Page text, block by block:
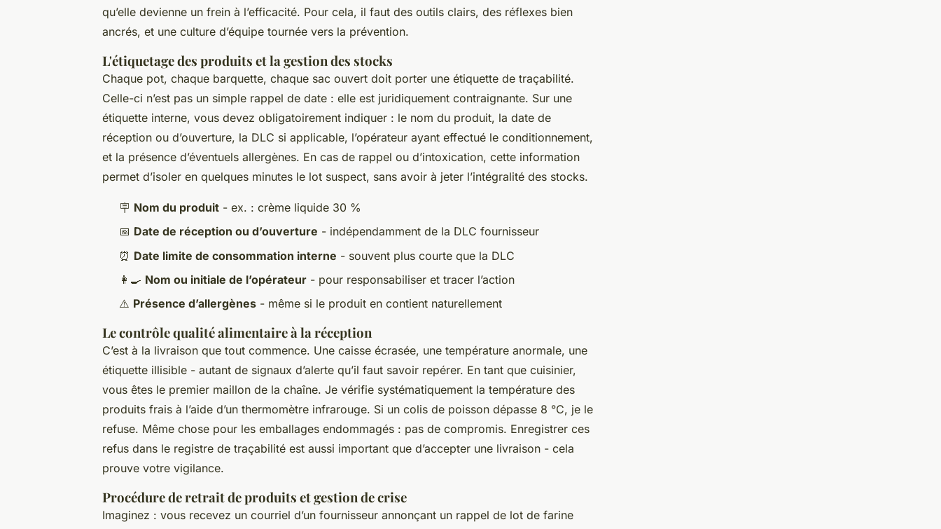
qu’elle devienne un frein à l’efficacité. Pour cela, il faut des outils clairs, des réflexes bien
ancrés, et une culture d’équipe tournée vers la prévention.
L'étiquetage des produits et la gestion des stocks
Chaque pot, chaque barquette, chaque sac ouvert doit porter une étiquette de traçabilité.
Celle-ci n’est pas un simple rappel de date : elle est juridiquement contraignante. Sur une
étiquette interne, vous devez obligatoirement indiquer : le nom du produit, la date de
réception ou d’ouverture, la DLC si applicable, l’opérateur ayant effectué le conditionnement,
et la présence d’éventuels allergènes. En cas de rappel ou d’intoxication, cette information
permet d’isoler en quelques minutes le lot suspect, sans avoir à jeter l’intégralité des stocks.
🪧 Nom du produit - ex. : crème liquide 30 %
📅 Date de réception ou d’ouverture - indépendamment de la DLC fournisseur
⏰ Date limite de consommation interne - souvent plus courte que la DLC
👩‍🍳 Nom ou initiale de l’opérateur - pour responsabiliser et tracer l’action
⚠️ Présence d’allergènes - même si le produit en contient naturellement
Le contrôle qualité alimentaire à la réception
C’est à la livraison que tout commence. Une caisse écrasée, une température anormale, une
étiquette illisible - autant de signaux d’alerte qu’il faut savoir repérer. En tant que cuisinier,
vous êtes le premier maillon de la chaîne. Je vérifie systématiquement la température des
produits frais à l’aide d’un thermomètre infrarouge. Si un colis de poisson dépasse 8 °C, je le
refuse. Même chose pour les emballages endommagés : pas de compromis. Enregistrer ces
refus dans le registre de traçabilité est aussi important que d’accepter une livraison - cela
prouve votre vigilance.
Procédure de retrait de produits et gestion de crise
Imaginez : vous recevez un courriel d’un fournisseur annonçant un rappel de lot de farine